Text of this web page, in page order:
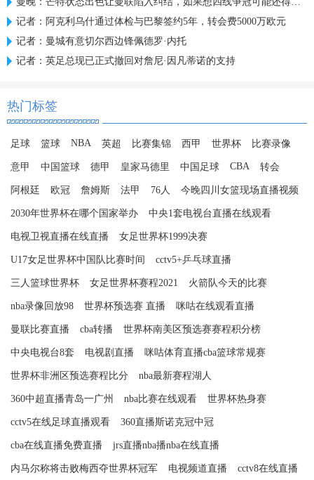
记者：阿克利乌什通过体检与巴黎签约5年，转会费5000万欧元
记者：曼城有意切尔西边锋佩德罗·内托
记者：英足总现已正式撤回对詹尼·因凡蒂诺的支持
热门标签
足球 篮球 NBA 英超 比赛集锦 西甲 世界杯 比赛录像
意甲 中国篮球 德甲 皇家马德里 中国足球 CBA 转会
阿根廷 欧冠 詹姆斯 法甲 76人 今晚四川女篮现场直播视频
2030年世界杯在哪个国家举办 中央1套电视台直播在线观看
电视卫视直播在线直播 女足世界杯1999决赛
U17女足世界杯中国队比赛时间 cctv5+乒乓球直播
三人篮球世界杯 女足世界杯赛程2021 火箭队今天的比赛
nba录像回放98 世界杯预选赛 直播 咪咕在线观看直播
曼联比赛直播 cba转播 世界杯南美区预选赛赛程积分榜
中央电视台8套 电视剧直播 咪咕体育直播cba篮球常规赛
世界杯非洲区预选赛程比分 nba最新赛程湖人
360中超直播青岛一广州 nba比赛在线观看 世界杯热身赛
cctv5在线足球直播观看 360直播斯诺克冠中冠
cba在线直播免费直播 jrs直播nba播nba在线直播
内马尔称将击败梅西夺世界杯冠军 电视频道直播 cctv8在线直播